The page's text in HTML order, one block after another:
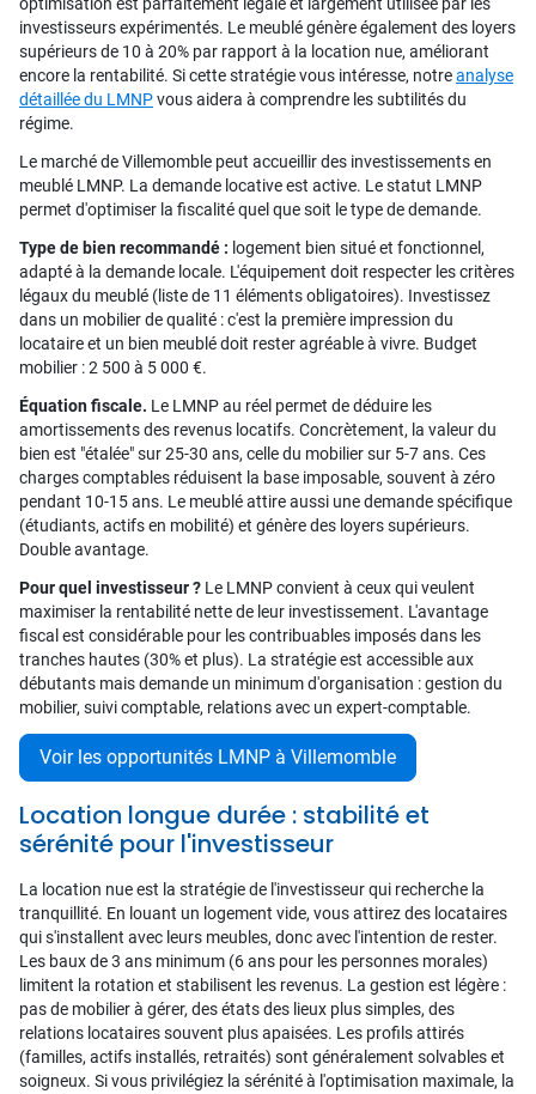
investisseurs expérimentés. Le meublé génère également des loyers
supérieurs de 10 à 20% par rapport à la location nue, améliorant
encore la rentabilité. Si cette stratégie vous intéresse, notreanalyse
détaillée du LMNPvous aidera à comprendre les subtilités du
régime.
Le marché de Villemomble peut accueillir des investissements en
meublé LMNP. La demande locative est active. Le statut LMNP
permet d'optimiser la fiscalité quel que soit le type de demande.
Type de bien recommandé : logement bien situé et fonctionnel,
adapté à la demande locale. L'équipement doit respecter les critères
légaux du meublé (liste de 11 éléments obligatoires). Investissez
dans un mobilier de qualité : c'est la première impression du
locataire et un bien meublé doit rester agréable à vivre. Budget
mobilier : 2 500 à 5 000 €.
Équation fiscale. Le LMNP au réel permet de déduire les
amortissements des revenus locatifs. Concrètement, la valeur du
bien est "étalée" sur 25-30 ans, celle du mobilier sur 5-7 ans. Ces
charges comptables réduisent la base imposable, souvent à zéro
pendant 10-15 ans. Le meublé attire aussi une demande spécifique
(étudiants, actifs en mobilité) et génère des loyers supérieurs.
Double avantage.
Pour quel investisseur ? Le LMNP convient à ceux qui veulent
maximiser la rentabilité nette de leur investissement. L'avantage
fiscal est considérable pour les contribuables imposés dans les
tranches hautes (30% et plus). La stratégie est accessible aux
débutants mais demande un minimum d'organisation : gestion du
mobilier, suivi comptable, relations avec un expert-comptable.
Voir les opportunités LMNP à Villemomble
Location longue durée : stabilité et
sérénité pour l'investisseur
La location nue est la stratégie de l'investisseur qui recherche la
tranquillité. En louant un logement vide, vous attirez des locataires
qui s'installent avec leurs meubles, donc avec l'intention de rester.
Les baux de 3 ans minimum (6 ans pour les personnes morales)
limitent la rotation et stabilisent les revenus. La gestion est légère :
pas de mobilier à gérer, des états des lieux plus simples, des
relations locataires souvent plus apaisées. Les profils attirés
(familles, actifs installés, retraités) sont généralement solvables et
soigneux. Si vous privilégiez la sérénité à l'optimisation maximale, la